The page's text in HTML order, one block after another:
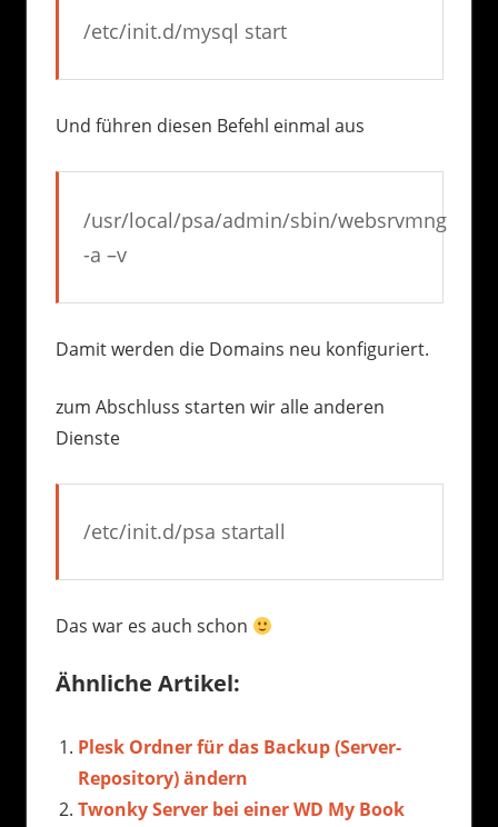
/etc/init.d/mysql start
Und führen diesen Befehl einmal aus
/usr/local/psa/admin/sbin/websrvmng
-a –v
Damit werden die Domains neu konfiguriert.
zum Abschluss starten wir alle anderen
Dienste
/etc/init.d/psa startall
Das war es auch schon
Ähnliche Artikel:
Plesk Ordner für das Backup (Server-
Repository) ändern
Twonky Server bei einer WD My Book